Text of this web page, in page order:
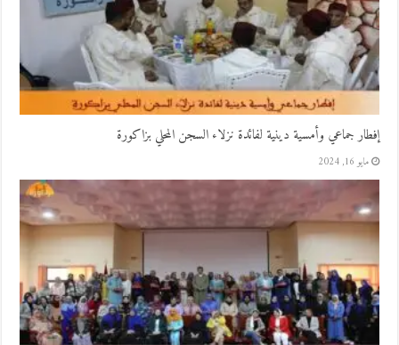
إفطار جماعي وأمسية دينية لفائدة نزلاء السجن المحلي بزاكورة
مايو 16, 2024